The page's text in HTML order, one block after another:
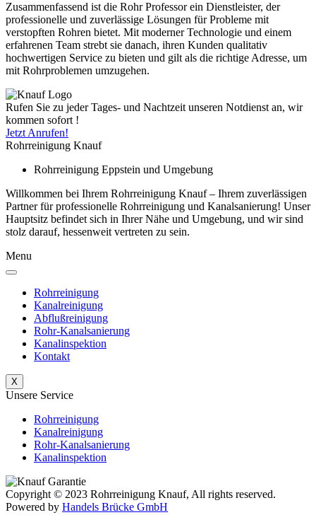
Zusammenfassend ist die Rohr Professor ein Dienstleister, der
professionelle und zuverlässige Lösungen für Probleme mit
verstopften Rohren bietet. Mit moderner Technologie und einem
erfahrenen Team strebt sie danach, ihren Kunden qualitativ
hochwertigen Service zu bieten und gilt als die richtige Adresse, um
mit Rohrproblemen umzugehen.
Rufen Sie zu jeder Tages- und Nachtzeit unseren Notdienst an, wir
kommen sofort !
Jetzt Anrufen!
Rohrreinigung Knauf
Rohrreinigung Eppstein und Umgebung
Willkommen bei Ihrem Rohrreinigung Knauf – Ihrem zuverlässigen
Partner für professionelle Rohrreinigung und Kanalsanierung! Unser
Hauptsitz befindet sich in Ihrer Nähe und Umgebung, und wir sind
stolz darauf, hessenweit vertreten zu sein.
Menu
Rohrreinigung
Kanalreinigung
Abflußreinigung
Rohr-Kanalsanierung
Kanalinspektion
Kontakt
X
Unsere Service
Rohrreinigung
Kanalreinigung
Rohr-Kanalsanierung
Kanalinspektion
Copyright © 2023 Rohrreinigung Knauf, All rights reserved.
Powered by Handels Brücke GmbH